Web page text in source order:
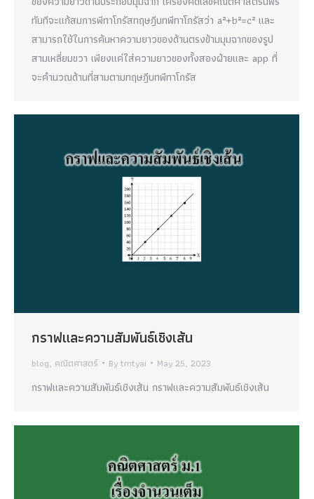
ทันทีจะแก้สมการพีทาโกรัสทฤษฎีบทพีทาโกรัสว่า a²+b²=c² และ
สามารถใช้ในการค้นหาความยาวของด้านตรงข้ามมุมฉากของรูป
สามเหลี่ยมขวา เพียงแค่ใส่ความยาวของทั้งสองฝ่ายและ app ที่
จะคำนวณด้านที่สามตามทฤษฎีบทพีทาโกรัส
กราฟและความสัมพันธ์เชิงเส้น
blog, คณิตศาสตร์ Bytmtyai May 25, 2023
กราฟและความสัมพันธ์เชิงเส้น กราฟและความสัมพันธ์เชิงเส้น